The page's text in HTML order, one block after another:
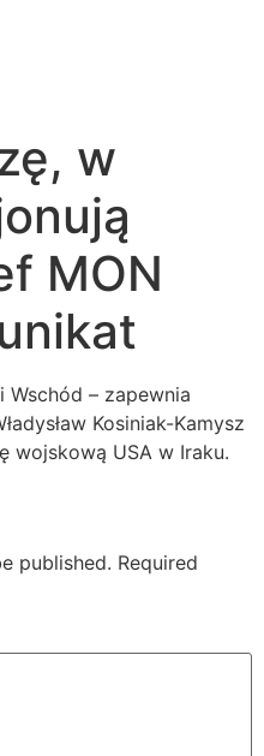
w
MON
– zapewnia
Kosiniak-Kamysz
wojskową USA w Iraku.
published. Required